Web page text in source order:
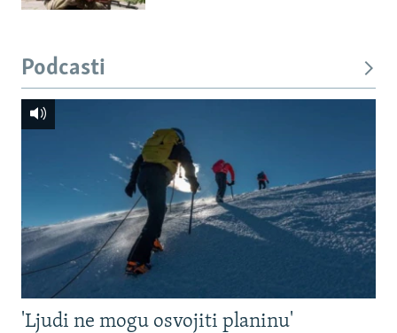
Podcasti
'Ljudi ne mogu osvojiti planinu'